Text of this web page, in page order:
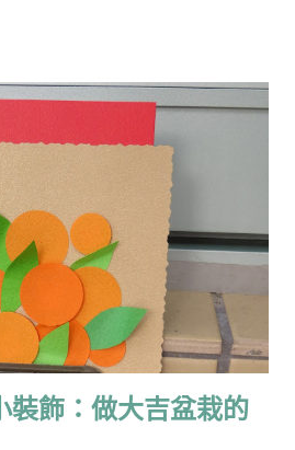
vulgaris L.，它的葉脈和葉柄都帶
這種蔬菜適宜生長在冷涼氣候，在香
於根部含糖粉很高，所以在北歐地區
於街市或超市選購紅菜頭，可以挑外
是乾水貨色了。買回家之後洗淨，待
作為一種護肝的食物，紅菜頭可說是
療師的心目中，紅菜頭的地位就好比
寶物。 紅菜頭含有豐富的礦物質；其
，錳可與鐵結合成肝臟和紅血球所需
所含的葉酸，已足夠一個人每日所需
造紅血球不可缺少的物質，可見其補
從紅菜頭萃取的結晶物質具有抑制血
裝飾：做大吉盆栽的